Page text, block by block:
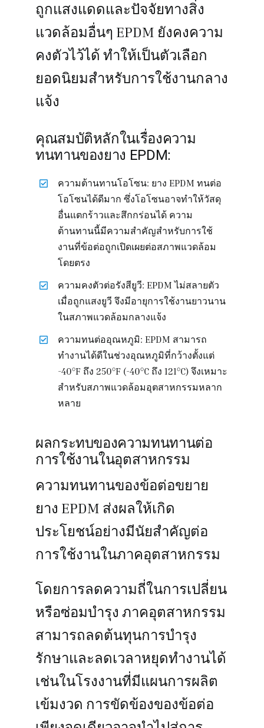
ถูกแสงแดดและปัจจัยทางสิ่ง
แวดล้อมอื่นๆ EPDM ยังคงความ
คงตัวไว้ได้ ทำให้เป็นตัวเลือก
ยอดนิยมสำหรับการใช้งานกลาง
แจ้ง
คุณสมบัติหลักในเรื่องความ
ทนทานของยาง EPDM:
ความต้านทานโอโซน: ยาง EPDM ทนต่อ
โอโซนได้ดีมาก ซึ่งโอโซนอาจทำให้วัสดุ
อื่นแตกร้าวและสึกกร่อนได้ ความ
ต้านทานนี้มีความสำคัญสำหรับการใช้
งานที่ข้อต่อถูกเปิดเผยต่อสภาพแวดล้อม
โดยตรง
ความคงตัวต่อรังสียูวี: EPDM ไม่สลายตัว
เมื่อถูกแสงยูวี จึงมีอายุการใช้งานยาวนาน
ในสภาพแวดล้อมกลางแจ้ง
ความทนต่ออุณหภูมิ: EPDM สามารถ
ทำงานได้ดีในช่วงอุณหภูมิที่กว้างตั้งแต่
-40°F ถึง 250°F (-40°C ถึง 121°C) จึงเหมาะ
สำหรับสภาพแวดล้อมอุตสาหกรรมหลาก
หลาย
ผลกระทบของความทนทานต่อ
การใช้งานในอุตสาหกรรม
ความทนทานของข้อต่อขยาย
ยาง EPDM ส่งผลให้เกิด
ประโยชน์อย่างมีนัยสำคัญต่อ
การใช้งานในภาคอุตสาหกรรม
โดยการลดความถี่ในการเปลี่ยน
หรือซ่อมบำรุง ภาคอุตสาหกรรม
สามารถลดต้นทุนการบำรุง
รักษาและลดเวลาหยุดทำงานได้
เช่นในโรงงานที่มีแผนการผลิต
เข้มงวด การขัดข้องของข้อต่อ